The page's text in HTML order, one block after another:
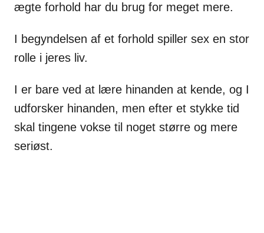
ægte forhold har du brug for meget mere.
I begyndelsen af et forhold spiller sex en stor
rolle i jeres liv.
I er bare ved at lære hinanden at kende, og I
udforsker hinanden, men efter et stykke tid
skal tingene vokse til noget større og mere
seriøst.